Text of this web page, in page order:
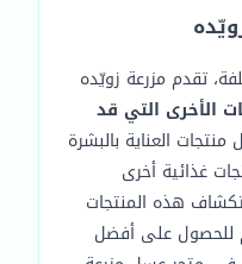
تقدم مزرعة زويّده
الأخرى التي قد
العناية بالبشرة
غذائية أخرى
هذه المنتجات
للحصول على أفضل